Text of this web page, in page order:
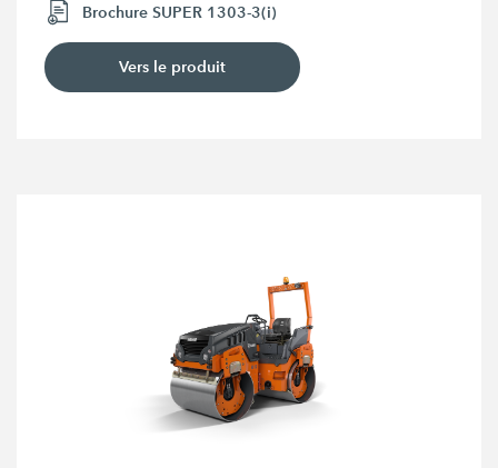
Brochure SUPER 1303-3(i)
Vers le produit